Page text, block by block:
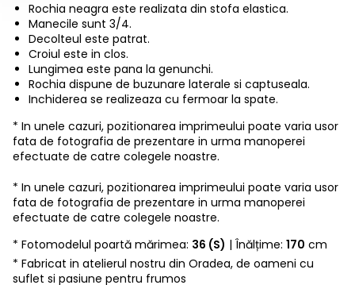
Rochia neagra este realizata din stofa elastica.
Manecile sunt 3/4.
Decolteul este patrat.
Croiul este in clos.
Lungimea este pana la genunchi.
Rochia dispune de buzunare laterale si captuseala.
Inchiderea se realizeaza cu fermoar la spate.
* In unele cazuri, pozitionarea imprimeului poate varia usor
fata de fotografia de prezentare in urma manoperei
efectuate de catre colegele noastre.
* In unele cazuri, pozitionarea imprimeului poate varia usor
fata de fotografia de prezentare in urma manoperei
efectuate de catre colegele noastre.
* Fotomodelul poartă mărimea: 36 (S) | Înălțime: 170 cm
* Fabricat in atelierul nostru din Oradea, de oameni cu
suflet si pasiune pentru frumos